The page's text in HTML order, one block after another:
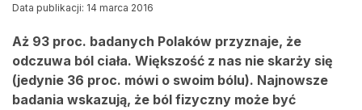
Data publikacji: 14 marca 2016
Aż 93 proc. badanych Polaków przyznaje, że
odczuwa ból ciała. Większość z nas nie skarży się
(jedynie 36 proc. mówi o swoim bólu). Najnowsze
badania wskazują, że ból fizyczny może być